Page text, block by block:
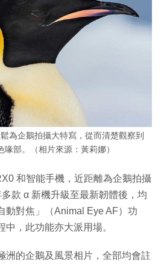
為企鵝拍攝大特寫，從而清楚觀察到
喙部。（相片來源：黃莉娜）
和智能手機，近距離為企鵝拍攝
款 α 新機升級至最新韌體後，均
動對焦」（Animal Eye AF）功
，此功能亦大派用場。
洲的企鵝及風景相片，全部均會註